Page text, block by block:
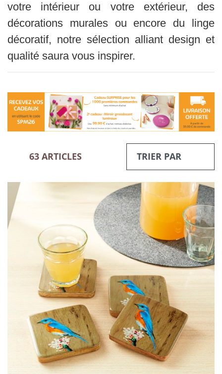
votre intérieur ou votre extérieur, des
décorations murales ou encore du linge
décoratif, notre sélection alliant design et
qualité saura vous inspirer.
63 ARTICLES